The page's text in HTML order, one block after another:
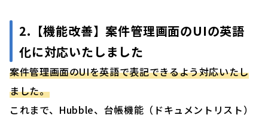
2.【機能改善】案件管理画面のUIの英語
化に対応いたしました
案件管理画面のUIを英語で表記できるよう対応いたし
ました。
これまで、Hubble、台帳機能（ドキュメントリスト）